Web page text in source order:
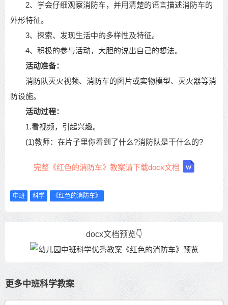
2、学会仔细观察消防车，并用清楚的语言描述消防车的
外形特征。
3、探索、发现生活中的多样性及特征。
4、积极的参与活动，大胆的说出自己的想法。
活动准备：
消防队灭火视频、消防车的图片或实物模型、灭火器等消
防设施。
活动过程：
1.看视频，引起兴趣。
(1)教师：在片子里你看到了什么?消防队是干什么的?
完整《红色的消防车》教案请下载docx文档
中班 科学 《红色的消防车》
docx文档预览👇
更多中班科学教案